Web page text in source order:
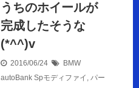
うちのホイールが
完成したそうな
(*^^)v
2016/06/24
BMW
autoBank Spモディファイ , パー